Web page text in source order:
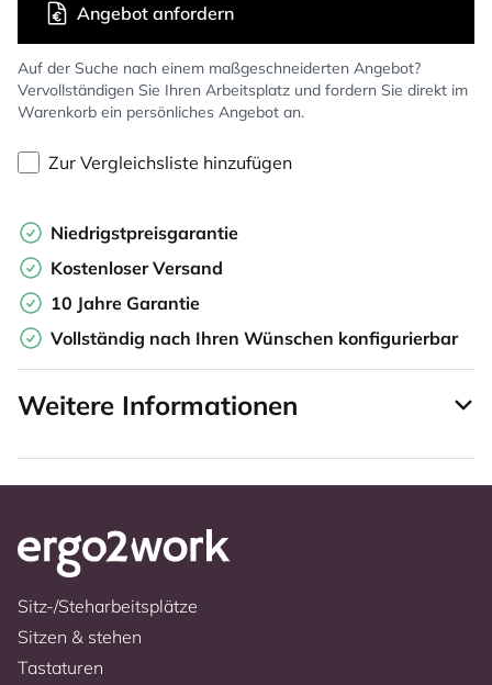
Auf der Suche nach einem maßgeschneiderten Angebot?
Vervollständigen Sie Ihren Arbeitsplatz und fordern Sie direkt im
Warenkorb ein persönliches Angebot an.
Angebot anfordern
Zur Vergleichsliste hinzufügen
Niedrigstpreisgarantie
Kostenloser Versand
10 Jahre Garantie
Vollständig nach Ihren Wünschen konfigurierbar
Weitere Informationen
Sitz-/Steharbeitsplätze
Sitzen & stehen
Tastaturen